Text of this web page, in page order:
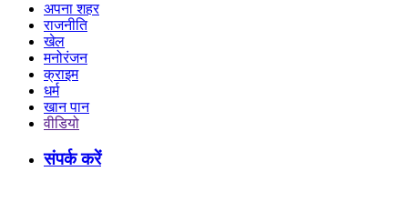
अपना शहर
राजनीति
खेल
मनोरंजन
क्राइम
धर्म
खान पान
वीडियो
संपर्क करें